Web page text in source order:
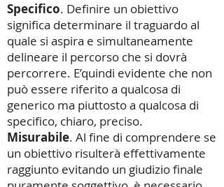
Specifico. Definire un obiettivo
significa determinare il traguardo al
quale si aspira e simultaneamente
delineare il percorso che si dovrà
percorrere. E’quindi evidente che non
può essere riferito a qualcosa di
generico ma piuttosto a qualcosa di
specifico, chiaro, preciso.
Misurabile. Al fine di comprendere se
un obiettivo risulterà effettivamente
raggiunto evitando un giudizio finale